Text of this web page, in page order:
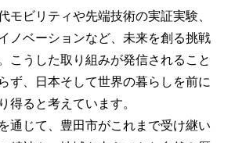
モビリティや先端技術の実証実験、
ノベーションなど、未来を創る挑戦
こうした取り組みが発信されること
ず、日本そして世界の暮らしを前に
得ると考えています。
通じて、豊田市がこれまで受け継い